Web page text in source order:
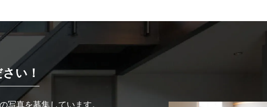
い！
写真を募集しています。